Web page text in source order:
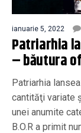
ianuarie 5, 2022
Patriarhia
– băutura
Patriarhia
cantităţi variate
unei anumite
B.O.R a primit